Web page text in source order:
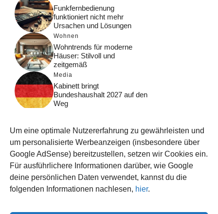
Um eine optimale Nutzererfahrung zu gewährleisten und
um personalisierte Werbeanzeigen (insbesondere über
Google AdSense) bereitzustellen, setzen wir Cookies ein.
Für ausführlichere Informationen darüber, wie Google
deine persönlichen Daten verwendet, kannst du die
folgenden Informationen nachlesen, hier.
Funkfernbedienung
funktioniert nicht mehr
Ursachen und Lösungen
Wohnen
Wohntrends für moderne
Häuser: Stilvoll und
zeitgemäß
Media
Kabinett bringt
Bundeshaushalt 2027 auf den
Weg
Funktionsweise, Prozesse
und Rankinglogik
Computer
Wieso habe ich im moment
kein Internet?